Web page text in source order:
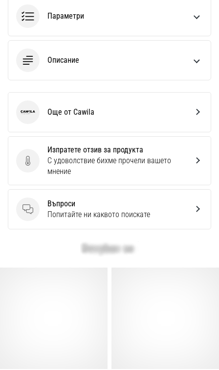
Параметри
Описание
Изпратете отзив за продукта
Изпратете отзив за продукта
С удоволствие бихме прочели вашето
мнение
Въпроси
Въпроси
Попитайте ни каквото поискате
Cawila Още от Cawila